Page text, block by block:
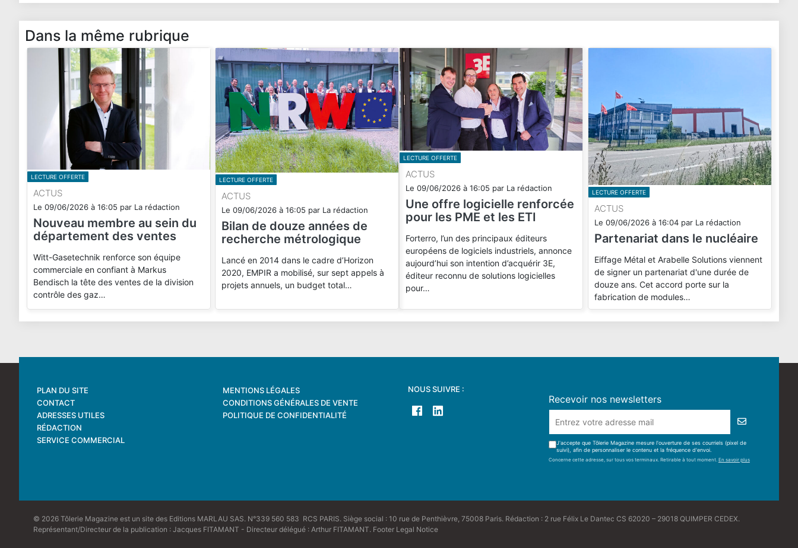
Dans la même rubrique
LECTURE OFFERTE
ACTUS
Le 09/06/2026 à 16:05 par La rédaction
Nouveau membre au sein du
département des ventes
Witt-Gasetechnik renforce son équipe
commerciale en confiant à Markus
Bendisch la tête des ventes de la division
contrôle des gaz…
LECTURE OFFERTE
ACTUS
Le 09/06/2026 à 16:05 par La rédaction
Bilan de douze années de
recherche métrologique
Lancé en 2014 dans le cadre d’Horizon
2020, EMPIR a mobilisé, sur sept appels à
projets annuels, un budget total…
LECTURE OFFERTE
ACTUS
Le 09/06/2026 à 16:05 par La rédaction
Une offre logicielle renforcée
pour les PME et les ETI
Forterro, l’un des principaux éditeurs
européens de logiciels industriels, annonce
aujourd’hui son intention d’acquérir 3E,
éditeur reconnu de solutions logicielles
pour…
LECTURE OFFERTE
ACTUS
Le 09/06/2026 à 16:04 par La rédaction
Partenariat dans le nucléaire
Eiffage Métal et Arabelle Solutions viennent
de signer un partenariat d'une durée de
douze ans. Cet accord porte sur la
fabrication de modules…
PLAN DU SITE
CONTACT
ADRESSES UTILES
RÉDACTION
SERVICE COMMERCIAL
MENTIONS LÉGALES
CONDITIONS GÉNÉRALES DE VENTE
POLITIQUE DE CONFIDENTIALITÉ
NOUS SUIVRE :
Recevoir nos newsletters
J'accepte que Tôlerie Magazine mesure l'ouverture de ses courriels (pixel de
suivi), afin de personnaliser le contenu et la fréquence d'envoi.
Concerne cette adresse, sur tous vos terminaux. Retirable à tout moment. En savoir plus
© 2026 Tôlerie Magazine est un site des Editions MARLAU SAS. N°339 560 583 RCS PARIS. Siège social : 10 rue de Penthièvre, 75008 Paris. Rédaction : 2 rue Félix Le Dantec CS 62020 – 29018 QUIMPER CEDEX.
Représentant/Directeur de la publication : Jacques FITAMANT - Directeur délégué : Arthur FITAMANT. Footer Legal Notice